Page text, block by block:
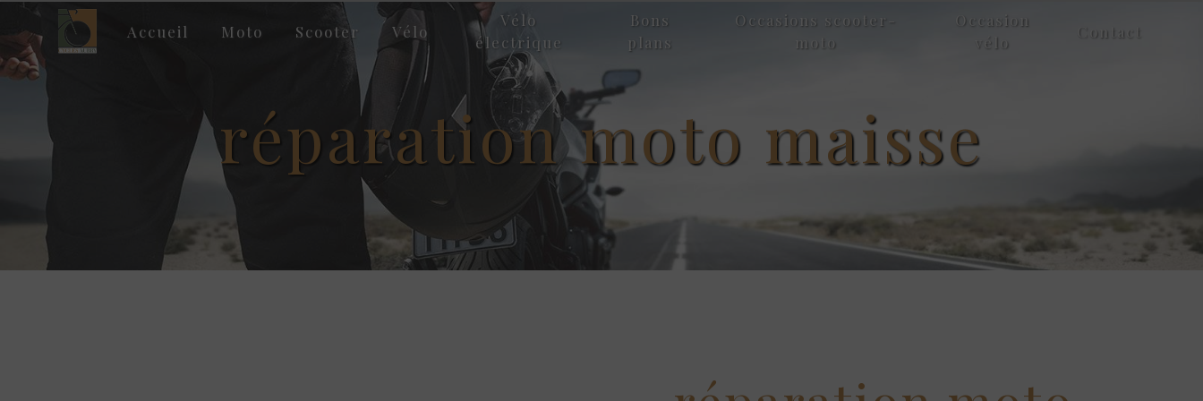
Panneau de gestion des cookies
Accueil Moto Scooter Vélo
Vélo
électrique
Bons
plans
Occasions scooter-
moto
Occasion
vélo
Contact
réparation moto maisse